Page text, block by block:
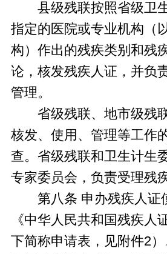
县级残联按照省级卫
指定的医院或专业机构（
构）作出的残疾类别和残
论，核发残疾人证，并负
管理。
省级残联、地市级残
核发、使用、管理等工作
查。省级残联和卫生计生
专家委员会，负责受理残
第八条 申办残疾人证
《中华人民共和国残疾人
下简称申请表，见附件2